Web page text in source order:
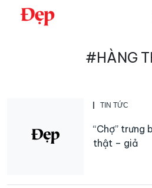
Chuyển
#HÀNG
TIN TỨC
“Chợ” trưng
thật – giả